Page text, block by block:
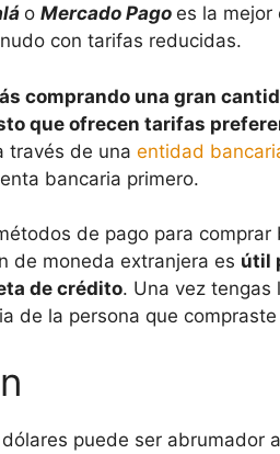
o Mercado Pago es la mejor
con tarifas reducidas.
comprando una gran
que ofrecen tarifas
través de una entidad
bancaria primero.
de pago para
de moneda extranjera es útil
de crédito. Una vez tengas
de la persona que
puede ser abrumador